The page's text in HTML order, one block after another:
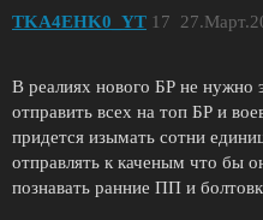
TKA4EHK0_YT 17
В реалиях нового БР не нужно
отправить всех на топ БР и
придется изымать сотни
отправлять к каченым что бы
познавать ранние ПП и